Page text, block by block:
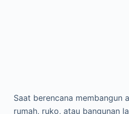
Saat berencana membangun
rumah, ruko, atau bangunan